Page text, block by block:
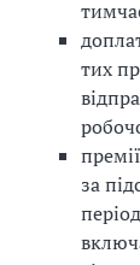
тих
за